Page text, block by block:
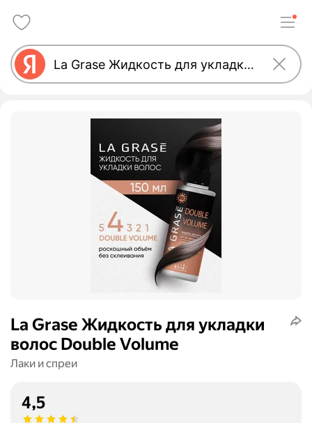
La Grase Жидкость для укладки
волос Double Volume
Лаки и спреи
4,5